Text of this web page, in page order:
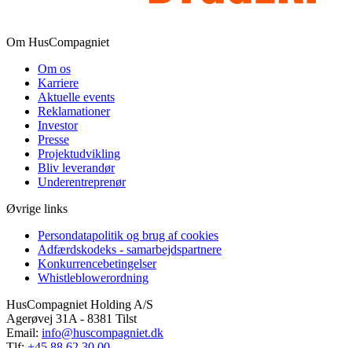
Om HusCompagniet
Om os
Karriere
Aktuelle events
Reklamationer
Investor
Presse
Projektudvikling
Bliv leverandør
Underentreprenør
Øvrige links
Persondatapolitik og brug af cookies
Adfærdskodeks - samarbejdspartnere
Konkurrencebetingelser
Whistleblowerordning
HusCompagniet Holding A/S
Agerøvej 31A - 8381 Tilst
Email: info@huscompagniet.dk